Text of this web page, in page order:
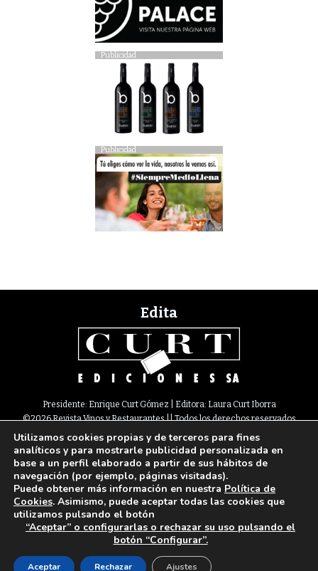
Publicidad
Publicidad
Edita
Presidente: Enrique Curt Gómez | Editora: Laura Curt Iborra
©2026 Revista Vinos y Restaurantes || Todos los derechos reservados
Newsletter Nota legal Política de Cookies Suscripción
Contacto
Paseo de Gracia, 63. 1º 2ª. 08008 Barcelona |933 180 101¦ Fax 933 183 505
Select Language ▼
Utilizamos cookies propias y de terceros para fines
analíticos y para mostrarle publicidad personalizada en
base a un perfil elaborado a partir de sus hábitos de
navegación (por ejemplo, páginas visitadas).
Puede obtener más información en nuestra Política de
Cookies. Asimismo, puede aceptar todas las cookies que
utilizamos pulsando el botón
“Aceptar” o configurarlas o rechazar su uso pulsando el
botón “Configurar”.
Aceptar Rechazar Ajustes